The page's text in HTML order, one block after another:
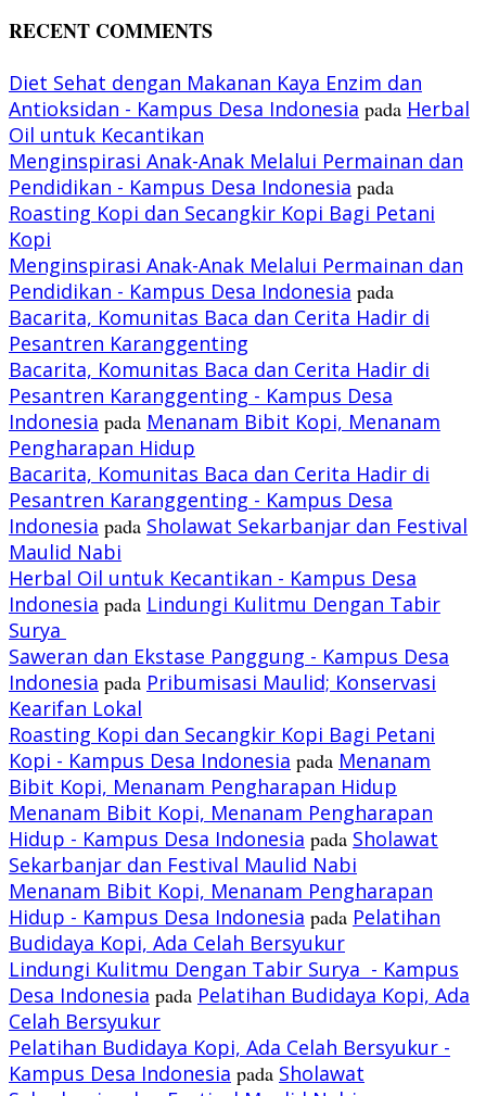
RECENT COMMENTS
Diet Sehat dengan Makanan Kaya Enzim dan
Antioksidan - Kampus Desa Indonesia pada Herbal
Oil untuk Kecantikan
Menginspirasi Anak-Anak Melalui Permainan dan
Pendidikan - Kampus Desa Indonesia pada
Roasting Kopi dan Secangkir Kopi Bagi Petani
Kopi
Menginspirasi Anak-Anak Melalui Permainan dan
Pendidikan - Kampus Desa Indonesia pada
Bacarita, Komunitas Baca dan Cerita Hadir di
Pesantren Karanggenting
Bacarita, Komunitas Baca dan Cerita Hadir di
Pesantren Karanggenting - Kampus Desa
Indonesia pada Menanam Bibit Kopi, Menanam
Pengharapan Hidup
Bacarita, Komunitas Baca dan Cerita Hadir di
Pesantren Karanggenting - Kampus Desa
Indonesia pada Sholawat Sekarbanjar dan Festival
Maulid Nabi
Herbal Oil untuk Kecantikan - Kampus Desa
Indonesia pada Lindungi Kulitmu Dengan Tabir
Surya
Saweran dan Ekstase Panggung - Kampus Desa
Indonesia pada Pribumisasi Maulid; Konservasi
Kearifan Lokal
Roasting Kopi dan Secangkir Kopi Bagi Petani
Kopi - Kampus Desa Indonesia pada Menanam
Bibit Kopi, Menanam Pengharapan Hidup
Menanam Bibit Kopi, Menanam Pengharapan
Hidup - Kampus Desa Indonesia pada Sholawat
Sekarbanjar dan Festival Maulid Nabi
Menanam Bibit Kopi, Menanam Pengharapan
Hidup - Kampus Desa Indonesia pada Pelatihan
Budidaya Kopi, Ada Celah Bersyukur
Lindungi Kulitmu Dengan Tabir Surya - Kampus
Desa Indonesia pada Pelatihan Budidaya Kopi, Ada
Celah Bersyukur
Pelatihan Budidaya Kopi, Ada Celah Bersyukur -
Kampus Desa Indonesia pada Sholawat